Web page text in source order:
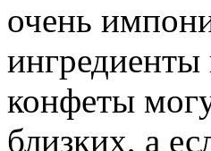
очень
конфеты
близких, а